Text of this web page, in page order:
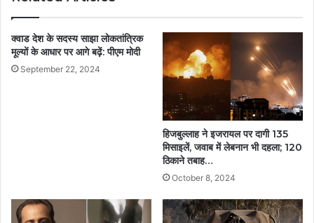
क्वाड देश के सदस्य साझा लोकतांत्रिक
मूल्यों के आधार पर आगे बढ़ें: पीएम मोदी
September 22, 2024
हिजबुल्लाह ने इजरायल पर दागी 135
मिसाइलें, जवाब में लेबनान भी दहला; 120
ठिकाने तबाह…
October 8, 2024